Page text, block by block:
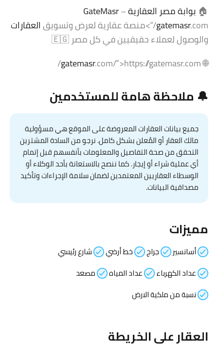
🏠 بوابة مصر العقارية–
GateMasr
gatemasr.com/”>منصة عقارية لعرض وتسويق
العقارات
والوصول لعملاء حقيقيين في كل مصر 🇪🇬
🌐
gatemasr.com/”>https://gatemasr.com/
🔔 ملاحظة هامة للمستخدمين
جميع بيانات العقارات المعروضة على الموقع هي مسؤولية
مالك العقار أو المُعلن بشكل كامل. نرجو من السادة المشترين
التحقق من صحة التفاصيل والمعلومات بأنفسهم قبل إتمام
أي عملية شراء أو إيجار. كما ننصح بالاستعانة بأحد الوكلاء أو
الوسطاء العقاريين المعتمدين لضمان سلامة الإجراءات وتأكيد
مصداقية البيانات.
مميزات
أسانسير جراج خط أرضي
شارع رئيسي
عداد الكهرباء
عداد المياه
مصعد
نسبة من ملكية الارض
العقار على الخريطة